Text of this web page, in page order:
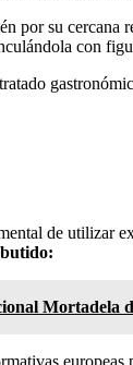
su
con
de utilizar
Mortadela